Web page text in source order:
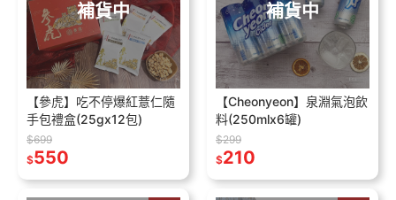
補貨中
【參虎】吃不停爆紅薏仁隨
手包禮盒(25gx12包)
$699
$550
補貨中
【Cheonyeon】泉淵氣泡飲
料(250mlx6罐)
$299
$210